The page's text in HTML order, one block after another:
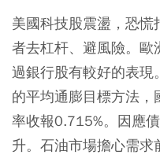
美國科技股震盪，恐慌
者去杠杆、避風險。歐
過銀行股有較好的表現
的平均通膨目標方法
率收報0.715%。因應
升。石油市場擔心需求